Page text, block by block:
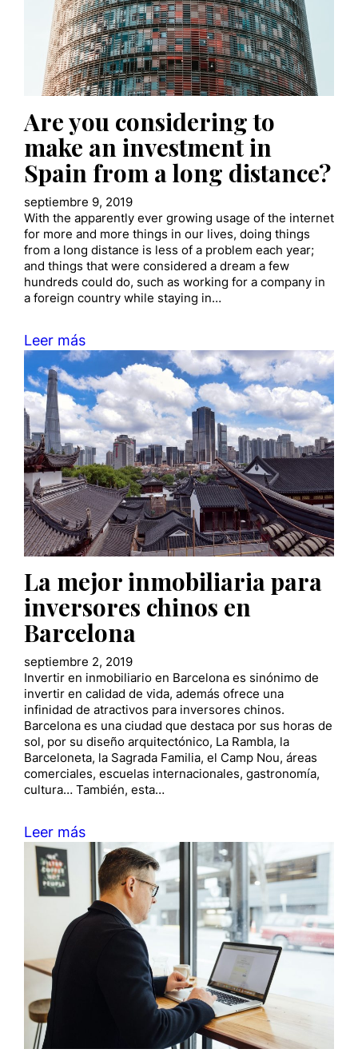
Are you considering to
make an investment in
Spain from a long distance?
septiembre 9, 2019
With the apparently ever growing usage of the internet
for more and more things in our lives, doing things
from a long distance is less of a problem each year;
and things that were considered a dream a few
hundreds could do, such as working for a company in
a foreign country while staying in…
Leer más
La mejor inmobiliaria para
inversores chinos en
Barcelona
septiembre 2, 2019
Invertir en inmobiliario en Barcelona es sinónimo de
invertir en calidad de vida, además ofrece una
infinidad de atractivos para inversores chinos.
Barcelona es una ciudad que destaca por sus horas de
sol, por su diseño arquitectónico, La Rambla, la
Barceloneta, la Sagrada Familia, el Camp Nou, áreas
comerciales, escuelas internacionales, gastronomía,
cultura… También, esta…
Leer más